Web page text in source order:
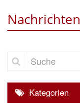
Nachrichten
Suche
Kategorien